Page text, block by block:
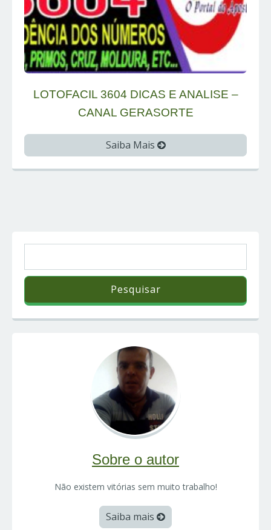
LOTOFACIL 3604 DICAS E ANALISE –
CANAL GERASORTE
Saiba Mais
Sobre o autor
Não existem vitórias sem muito trabalho!
Saiba mais